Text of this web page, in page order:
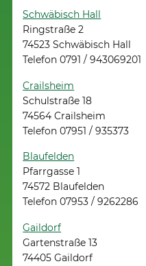
Schwäbisch Hall
Ringstraße 2
74523 Schwäbisch Hall
Telefon 0791 / 943069201
Crailsheim
Schulstraße 18
74564 Crailsheim
Telefon 07951 / 935373
Blaufelden
Pfarrgasse 1
74572 Blaufelden
Telefon 07953 / 9262286
Gaildorf
Gartenstraße 13
74405 Gaildorf